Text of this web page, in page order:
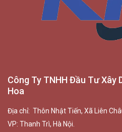
Công Ty TNHH Đầu Tư Xây
Hoa
Địa chỉ: Thôn Nhật Tiến, Xã Liên
VP: Thanh Trì, Hà Nội.